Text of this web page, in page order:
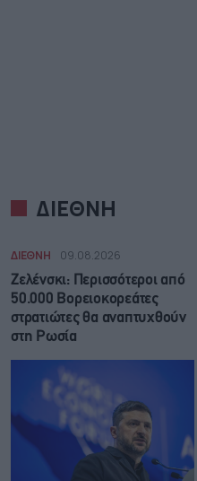
ΔΙΕΘΝΗ
ΔΙΕΘΝΗ 09.08.2026
Ζελένσκι: Περισσότεροι από
50.000 Βορειοκορεάτες
στρατιώτες θα αναπτυχθούν
στη Ρωσία